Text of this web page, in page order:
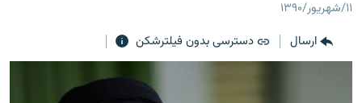
صفحه
فرکانس‌ها
چندرسانه‌ای
گزارش‌های تصویری
زنان فردا
۱۱/شهریور/۱۳۹۰
ارسال
دسترسی بدون فیلترشکن